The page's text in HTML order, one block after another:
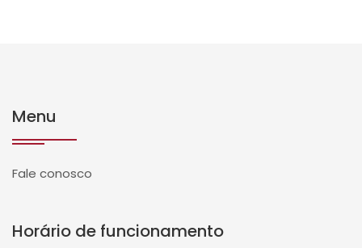
Menu
Fale conosco
Horário de funcionamento